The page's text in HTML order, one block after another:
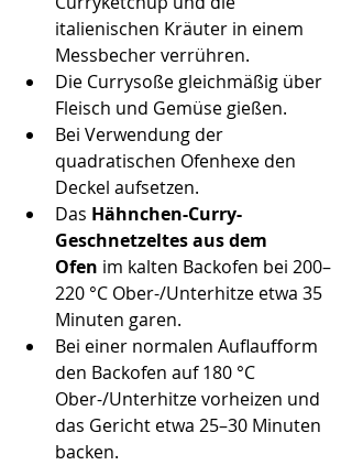
italienischen Kräuter in einem
Messbecher verrühren.
Die Currysoße gleichmäßig über
Fleisch und Gemüse gießen.
Bei Verwendung der
quadratischen Ofenhexe den
Deckel aufsetzen.
Das Hähnchen-Curry-
Geschnetzeltes aus dem
Ofen im kalten Backofen bei 200–
220 °C Ober-/Unterhitze etwa 35
Minuten garen.
Bei einer normalen Auflaufform
den Backofen auf 180 °C
Ober-/Unterhitze vorheizen und
das Gericht etwa 25–30 Minuten
backen.